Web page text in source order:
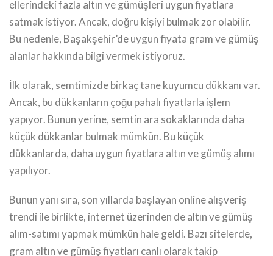
ellerindeki fazla altın ve gümüşleri uygun fiyatlara
satmak istiyor. Ancak, doğru kişiyi bulmak zor olabilir.
Bu nedenle, Başakşehir’de uygun fiyata gram ve gümüş
alanlar hakkında bilgi vermek istiyoruz.
İlk olarak, semtimizde birkaç tane kuyumcu dükkanı var.
Ancak, bu dükkanların çoğu pahalı fiyatlarla işlem
yapıyor. Bunun yerine, semtin ara sokaklarında daha
küçük dükkanlar bulmak mümkün. Bu küçük
dükkanlarda, daha uygun fiyatlara altın ve gümüş alımı
yapılıyor.
Bunun yanı sıra, son yıllarda başlayan online alışveriş
trendi ile birlikte, internet üzerinden de altın ve gümüş
alım-satımı yapmak mümkün hale geldi. Bazı sitelerde,
gram altın ve gümüş fiyatları canlı olarak takip